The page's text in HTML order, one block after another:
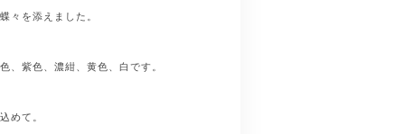
々を添えました。
、紫色、濃紺、黄色、白です。
めて。